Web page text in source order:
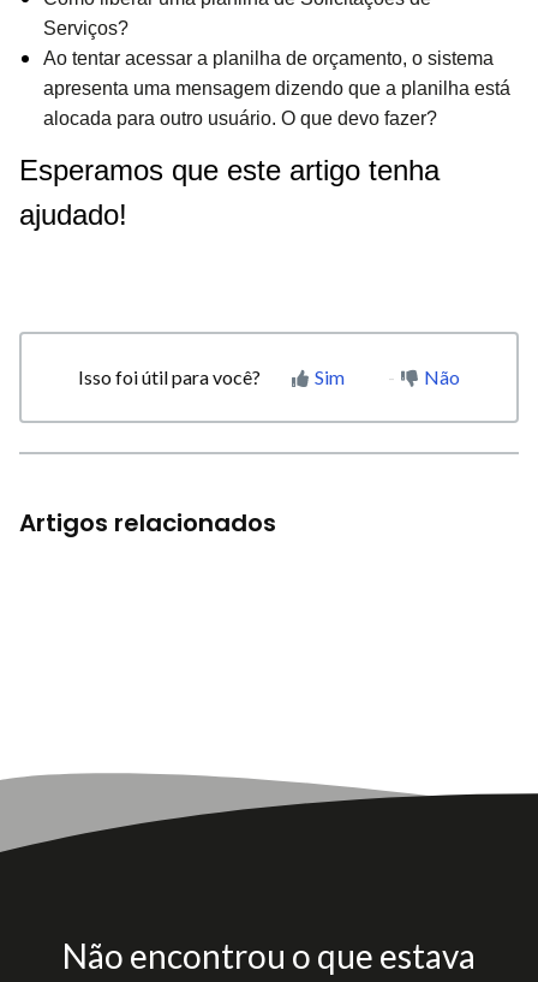
Serviços?
Ao tentar acessar a planilha de orçamento, o sistema
apresenta uma mensagem dizendo que a planilha está
alocada para outro usuário. O que devo fazer?
Esperamos que este artigo tenha
ajudado!
Isso foi útil para você? Sim Não
Artigos relacionados
Não encontrou o que estava